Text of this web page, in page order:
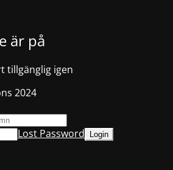
är på
tillgänglig igen
2024
Lost Password